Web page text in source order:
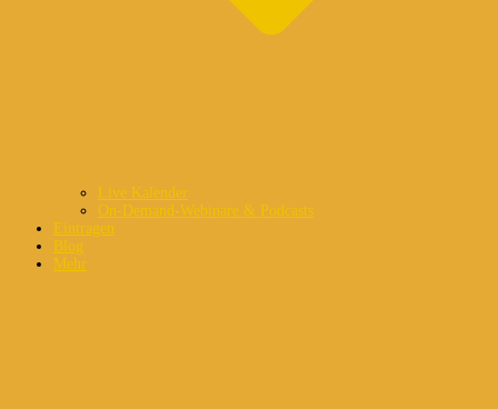
Live Kalender
On-Demand-Webinare & Podcasts
Eintragen
Blog
Mehr